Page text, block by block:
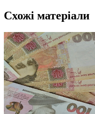
Схожі матеріали